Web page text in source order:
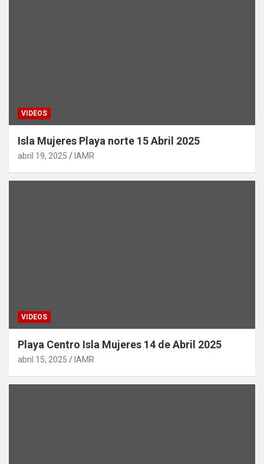
VIDEOS
Isla Mujeres Playa norte 15 Abril 2025
abril 19, 2025 IAMR
VIDEOS
Playa Centro Isla Mujeres 14 de Abril 2025
abril 15, 2025 IAMR